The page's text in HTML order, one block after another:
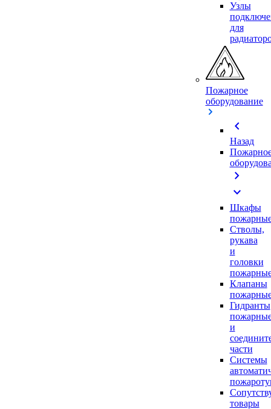
Узлы
для
Пожарное
оборудование
chevron_left
Назад
chevron_right
expand_more
Шкафы
Стволы,
рукава
и
головки
Клапаны
Гидранты
и
части
Системы
товары